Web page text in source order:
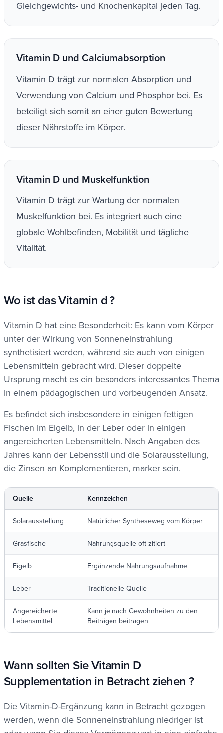
Gleichgewichts- und Knochenkapital jeden Tag.
Vitamin D und Calciumabsorption
Vitamin D trägt zur normalen Absorption und
Verwendung von Calcium und Phosphor bei. Es
beteiligt sich somit an einer guten Bewertung
dieser Nährstoffe im Körper.
Vitamin D und Muskelfunktion
Vitamin D trägt zur Wartung der normalen
Muskelfunktion bei. Es integriert auch eine
globale Wohlbefinden, Mobilität und tägliche
Vitalität.
Wo ist das Vitamin d ?
Vitamin D hat eine Besonderheit: Es kann vom Körper
unter der Wirkung von Sonneneinstrahlung
synthetisiert werden, während sie auch von einigen
Lebensmitteln gebracht wird. Dieser doppelte
Ursprung macht es ein besonders interessantes Thema
in einem pädagogischen und vorbeugenden Ansatz.
Es befindet sich insbesondere in einigen fettigen
Fischen im Eigelb, in der Leber oder in einigen
angereicherten Lebensmitteln. Nach Angaben des
Jahres kann der Lebensstil und die Solarausstellung,
die Zinsen an Komplementieren, marker sein.
Quelle Kennzeichen
Solarausstellung Natürlicher Syntheseweg vom Körper
Grasfische Nahrungsquelle oft zitiert
Eigelb Ergänzende Nahrungsaufnahme
Leber Traditionelle Quelle
Angereicherte
Lebensmittel
Kann je nach Gewohnheiten zu den
Beiträgen beitragen
Wann sollten Sie Vitamin D
Supplementation in Betracht ziehen ?
Die Vitamin-D-Ergänzung kann in Betracht gezogen
werden, wenn die Sonneneinstrahlung niedriger ist